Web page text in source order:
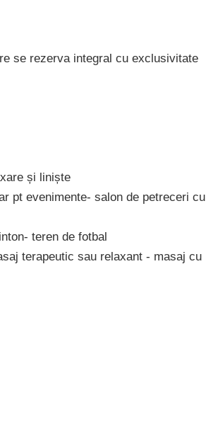
se rezerva integral cu exclusivitate
și liniște
pt evenimente- salon de petreceri cu
teren de fotbal
terapeutic sau relaxant - masaj cu